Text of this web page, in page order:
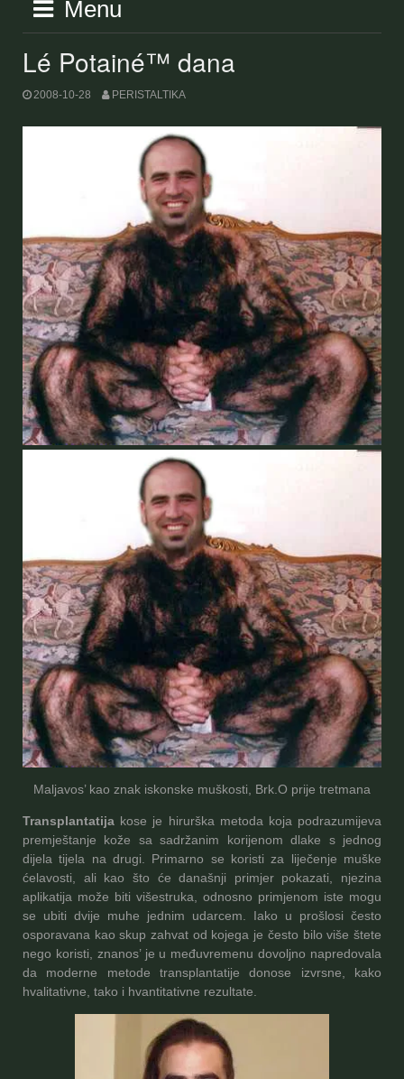
Menu
Lé Potainé™ dana
2008-10-28 PERISTALTIKA
Maljavos’ kao znak iskonske muškosti, Brk.O prije tretmana
Transplantatija kose je hirurška metoda koja podrazumijeva
premještanje kože sa sadržanim korijenom dlake s jednog
dijela tijela na drugi. Primarno se koristi za liječenje muške
ćelavosti, ali kao što će današnji primjer pokazati, njezina
aplikatija može biti višestruka, odnosno primjenom iste mogu
se ubiti dvije muhe jednim udarcem. Iako u prošlosi često
osporavana kao skup zahvat od kojega je često bilo više štete
nego koristi, znanos’ je u međuvremenu dovoljno napredovala
da moderne metode transplantatije donose izvrsne, kako
hvalitativne, tako i hvantitativne rezultate.